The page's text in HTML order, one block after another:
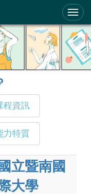
程資訊
力特質
國立暨南國
際大學